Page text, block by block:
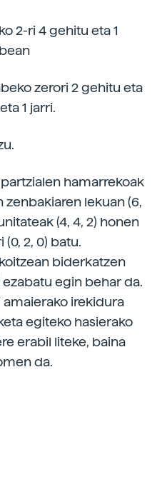
2-ri 4 gehitu eta 1
zerori 2 gehitu eta
1 jarri.
hamarrekoak
zenbakiaren lekuan (6,
(4, 4, 2) honen
2, 0) batu.
biderkatzen
ezabatu egin behar da.
irekidura
egiteko hasierako
erabil liteke, baina
da.